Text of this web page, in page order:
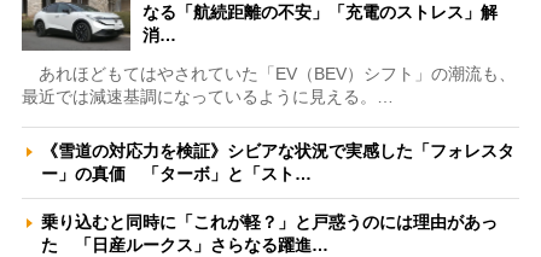
なる「航続距離の不安」「充電のストレス」解
消…
あれほどもてはやされていた「EV（BEV）シフト」の潮流も、
最近では減速基調になっているように見える。…
《雪道の対応力を検証》シビアな状況で実感した「フォレスタ
ー」の真価 「ターボ」と「スト…
乗り込むと同時に「これが軽？」と戸惑うのには理由があっ
た 「日産ルークス」さらなる躍進…